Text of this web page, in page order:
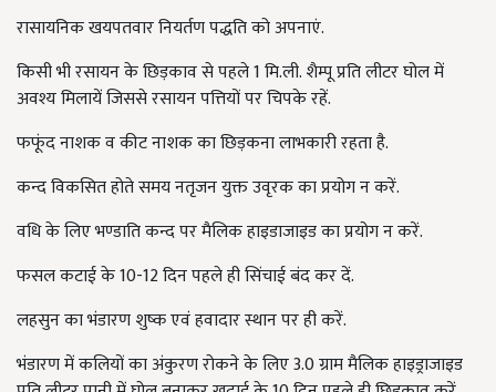
रासायनिक खयपतवार नियर्तण पद्धति को अपनाएं.
किसी भी रसायन के छिड़काव से पहले 1 मि.ली. शैम्पू प्रति लीटर घोल में
अवश्य मिलायें जिससे रसायन पत्तियों पर चिपके रहें.
फफूंद नाशक व कीट नाशक का छिड़कना लाभकारी रहता है.
कन्द विकसित होते समय नतृजन युक्त उवृरक का प्रयोग न करें.
वधि के लिए भण्डाति कन्द पर मैलिक हाइडाजाइड का प्रयोग न करें.
फसल कटाई के 10-12 दिन पहले ही सिंचाई बंद कर दें.
लहसुन का भंडारण शुष्क एवं हवादार स्थान पर ही करें.
भंडारण में कलियों का अंकुरण रोकने के लिए 3.0 ग्राम मैलिक हाइड्राजाइड